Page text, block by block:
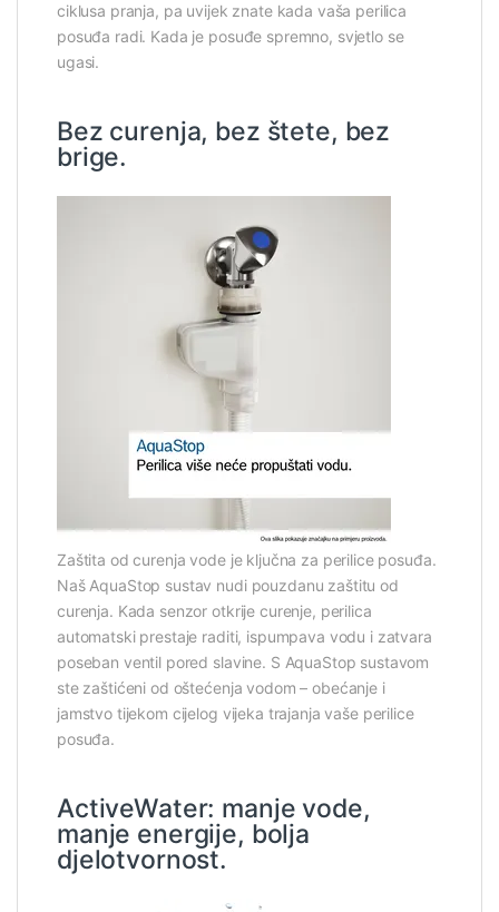
ciklusa pranja, pa uvijek znate kada vaša perilica
posuđa radi. Kada je posuđe spremno, svjetlo se
ugasi.
Bez curenja, bez štete, bez
brige.
Zaštita od curenja vode je ključna za perilice posuđa.
Naš AquaStop sustav nudi pouzdanu zaštitu od
curenja. Kada senzor otkrije curenje, perilica
automatski prestaje raditi, ispumpava vodu i zatvara
poseban ventil pored slavine. S AquaStop sustavom
ste zaštićeni od oštećenja vodom – obećanje i
jamstvo tijekom cijelog vijeka trajanja vaše perilice
posuđa.
ActiveWater: manje vode,
manje energije, bolja
djelotvornost.